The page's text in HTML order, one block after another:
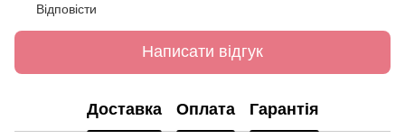
Відповісти
Написати відгук
Доставка Оплата Гарантія